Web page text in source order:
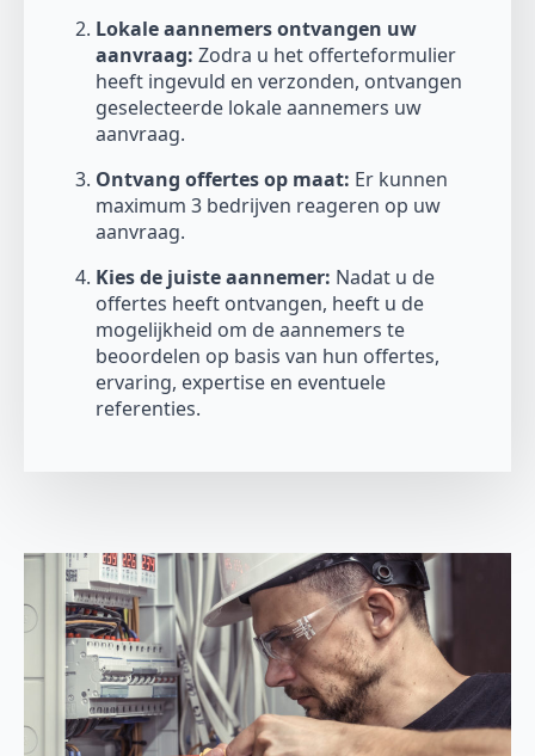
Lokale aannemers ontvangen uw
aanvraag: Zodra u het offerteformulier
heeft ingevuld en verzonden, ontvangen
geselecteerde lokale aannemers uw
aanvraag.
Ontvang offertes op maat: Er kunnen
maximum 3 bedrijven reageren op uw
aanvraag.
Kies de juiste aannemer: Nadat u de
offertes heeft ontvangen, heeft u de
mogelijkheid om de aannemers te
beoordelen op basis van hun offertes,
ervaring, expertise en eventuele
referenties.